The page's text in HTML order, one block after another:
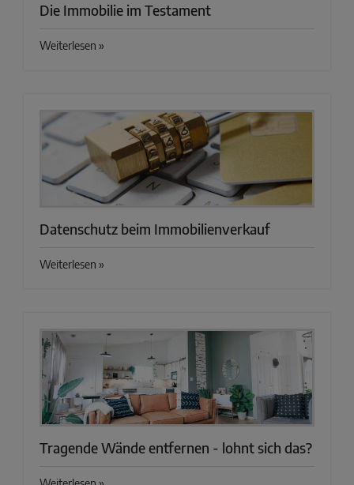
Die Immobilie im Testament
Weiterlesen »
Datenschutz beim Immobilienverkauf
Weiterlesen »
Tragende Wände entfernen - lohnt sich das?